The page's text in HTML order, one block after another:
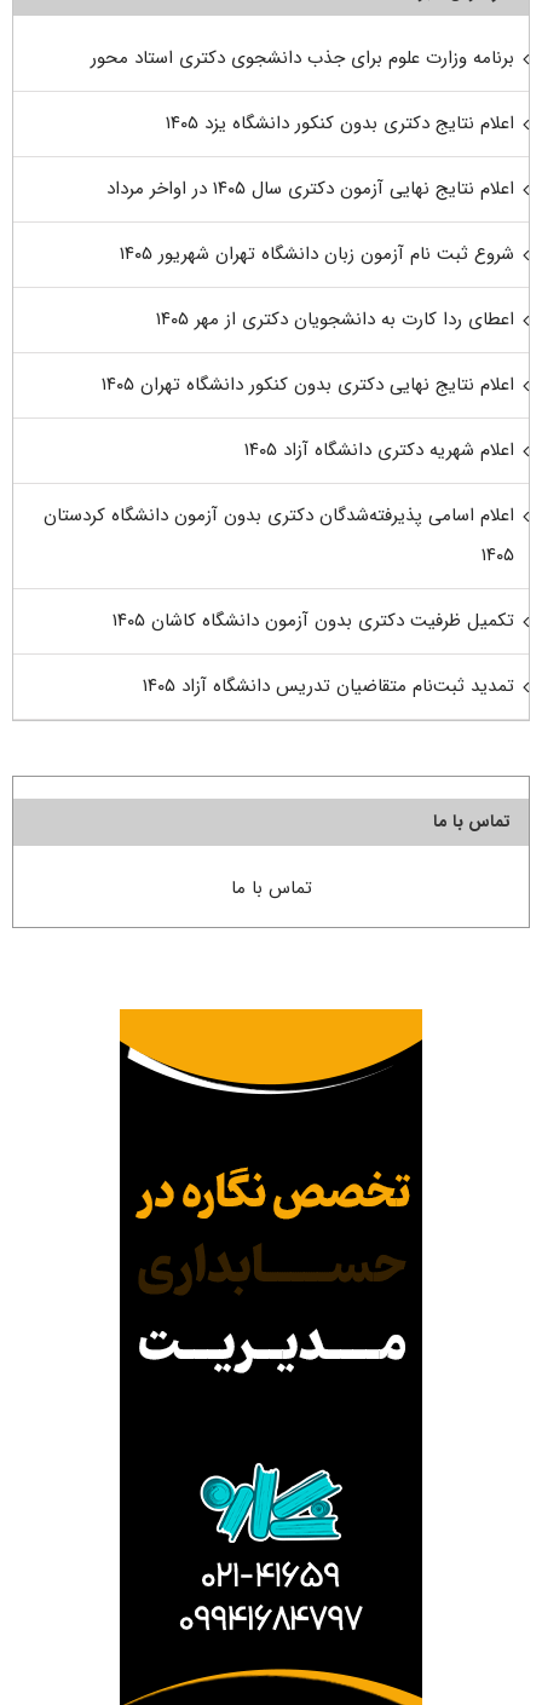
برنامه وزارت علوم برای جذب دانشجوی دکتری استاد محور
اعلام نتایج دکتری بدون کنکور دانشگاه یزد ۱۴۰۵
اعلام نتایج نهایی آزمون دکتری سال ۱۴۰۵ در اواخر مرداد
شروع ثبت نام آزمون زبان دانشگاه تهران شهریور ۱۴۰۵
اعطای ردا کارت به دانشجویان دکتری از مهر ۱۴۰۵
اعلام نتایج نهایی دکتری بدون کنکور دانشگاه تهران ۱۴۰۵
اعلام شهریه دکتری دانشگاه آزاد ۱۴۰۵
اعلام اسامی پذیرفته‌شدگان دکتری بدون آزمون دانشگاه کردستان
۱۴۰۵
تکمیل ظرفیت دکتری بدون آزمون دانشگاه کاشان ۱۴۰۵
تمدید ثبت‌نام متقاضیان تدریس دانشگاه آزاد ۱۴۰۵
تماس با ما
تماس با ما